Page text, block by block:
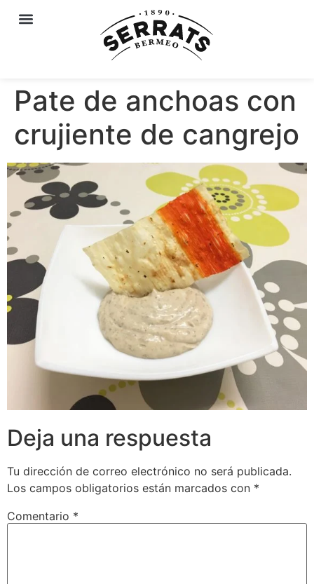
Pate de anchoas con
crujiente de cangrejo
Deja una respuesta
Tu dirección de correo electrónico no será publicada.
Los campos obligatorios están marcados con *
Comentario *